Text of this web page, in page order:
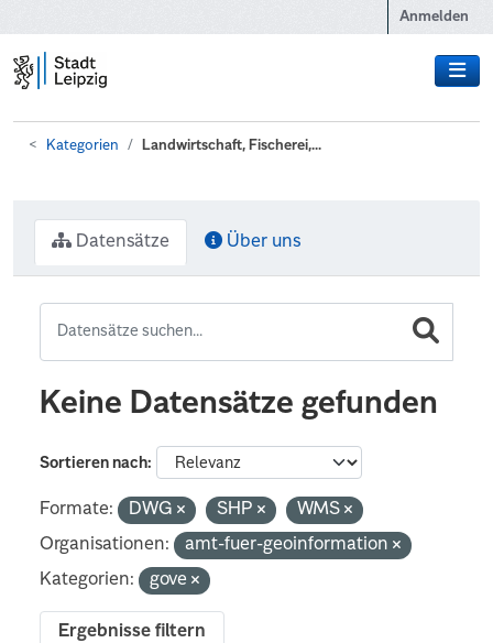
Anmelden
Kategorien Landwirtschaft, Fischerei,...
Datensätze Über uns
Keine Datensätze gefunden
Sortieren nach
Formate: DWG SHP
WMS
Organisationen:
amt-fuer-geoinformation
Kategorien:
gove
Ergebnisse filtern